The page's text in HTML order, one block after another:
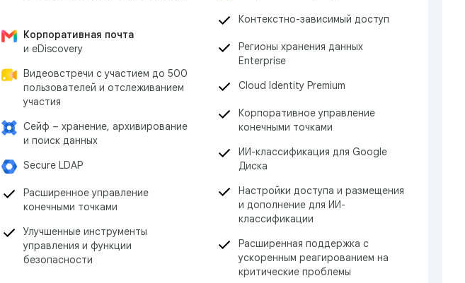
Корпоративная почта
и eDiscovery
Видеовстречи с участием до 500
пользователей и отслеживанием
участия
Сейф – хранение, архивирование
и поиск данных
Secure LDAP
Расширенное управление
конечными точками
Улучшенные инструменты
управления и функции
безопасности
Контекстно-зависимый доступ
Регионы хранения данных
Enterprise
Cloud Identity Premium
Корпоративное управление
конечными точками
ИИ-классификация для Google
Диска
Настройки доступа и размещения
и дополнение для ИИ-
классификации
Расширенная поддержка с
ускоренным реагированием на
критические проблемы